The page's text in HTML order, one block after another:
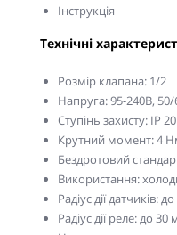
Інструкція
Технічні
Розмір клапана: 1/2
Напруга: 95-240В,
Ступінь захисту: IP 20
Крутний момент: 4
Бездротовий
Використання:
Радіус дії датчиків:
Радіус дії реле: до 30